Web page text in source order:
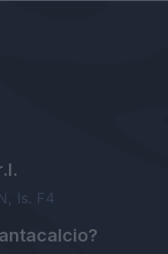
Is. F4